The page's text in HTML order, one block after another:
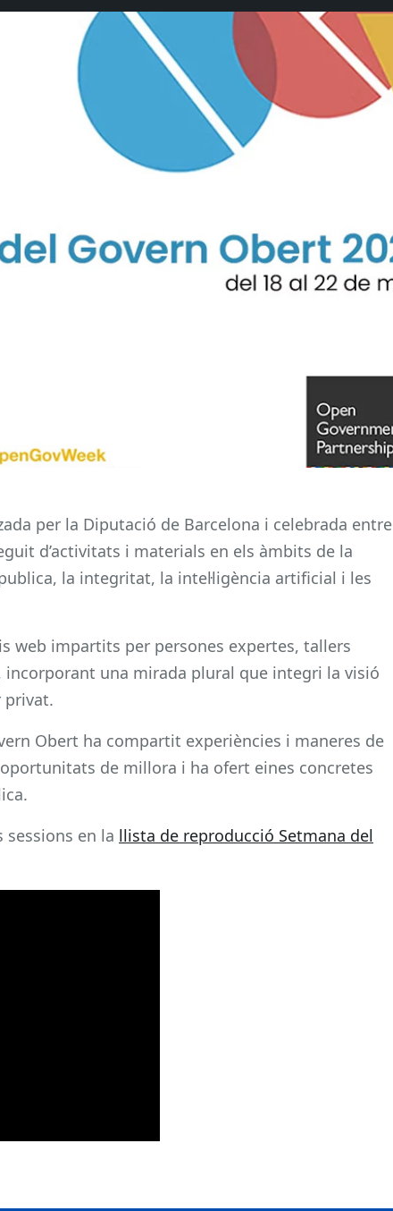
per la Diputació de Barcelona i celebrada entre
d’activitats i materials en els àmbits de la
la integritat, la intel·ligència artificial i les
web impartits per persones expertes, tallers
una mirada plural que integri la visió
privat.
Obert ha compartit experiències i maneres de
de millora i ha ofert eines concretes
sessions en la llista de reproducció Setmana del